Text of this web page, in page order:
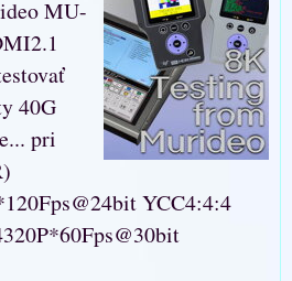
MU-
40G
pri
YCC4:4:4